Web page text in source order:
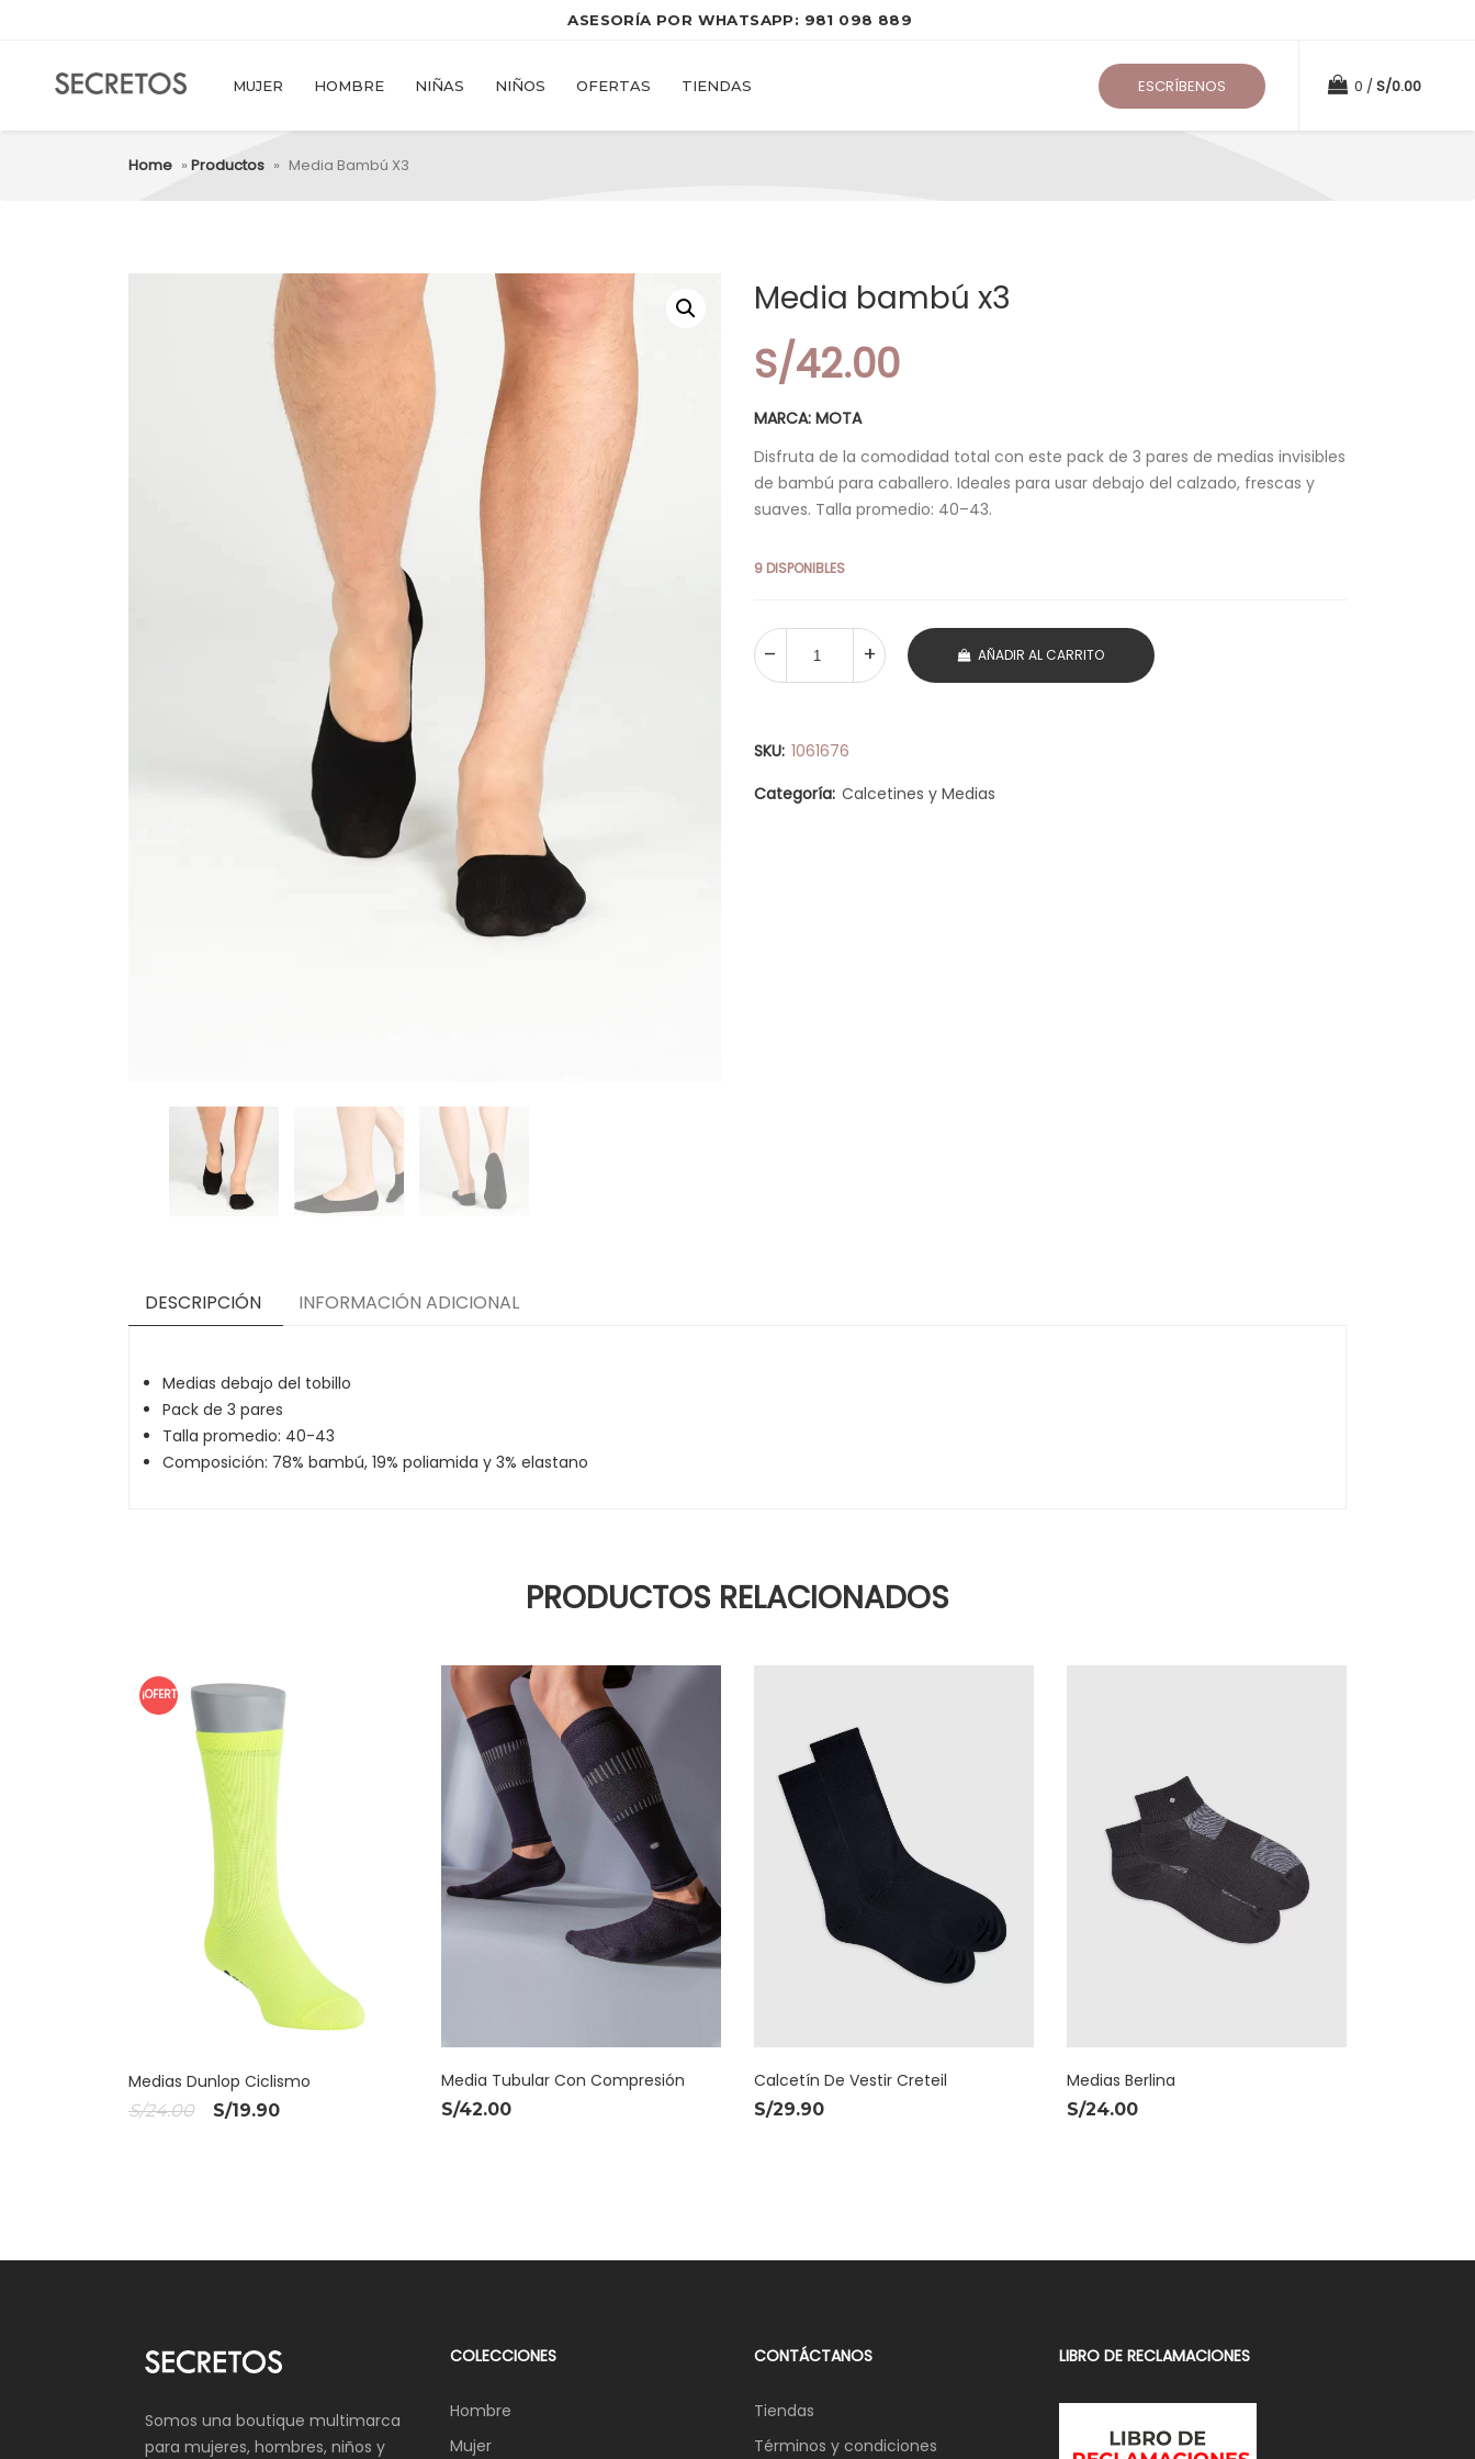
ASESORÍA POR WHATSAPP: 981 098 889
ESCRÍBENOS 0 S/0.00
MUJER HOMBRE NIÑAS NIÑOS OFERTAS TIENDAS
Home » Productos » Media Bambú X3
Media bambú x3
S/42.00
MARCA: MOTA
Disfruta de la comodidad total con este pack de 3 pares de medias invisibles
de bambú para caballero. Ideales para usar debajo del calzado, frescas y
suaves. Talla promedio: 40–43.
9 DISPONIBLES
AÑADIR AL CARRITO
SKU: 1061676
Categoría: Calcetines y Medias
DESCRIPCIÓN INFORMACIÓN ADICIONAL
Medias debajo del tobillo
Pack de 3 pares
Talla promedio: 40-43
Composición: 78% bambú, 19% poliamida y 3% elastano
PRODUCTOS RELACIONADOS
¡OFERT
Medias Dunlop Ciclismo
S/24.00
El
S/19.90El
Media Tubular Con Compresión
S/42.00
Calcetín De Vestir Creteil
S/29.90
Medias Berlina
S/24.00
Somos una boutique multimarca
para mujeres, hombres, niños y
COLECCIONES
Hombre
Mujer
CONTÁCTANOS
Tiendas
Términos y condiciones
LIBRO DE RECLAMACIONES